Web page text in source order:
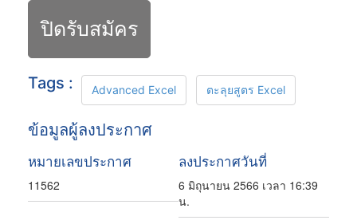
ปิดรับสมัคร
Tags : Advanced Excel ตะลุยสูตร Excel
ข้อมูลผู้ลงประกาศ
หมายเลขประกาศ
11562
ลงประกาศวันที่
6 มิถุนายน 2566 เวลา 16:39
น.